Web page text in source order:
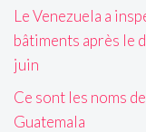
Le Venezuela a
bâtiments après le
juin
Ce sont les noms
Guatemala